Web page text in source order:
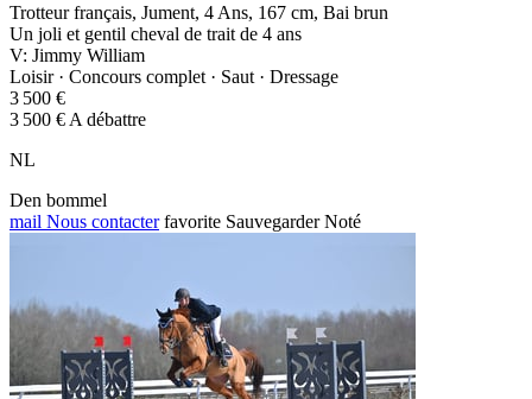
Trotteur français, Jument, 4 Ans, 167 cm, Bai brun
Un joli et gentil cheval de trait de 4 ans
V: Jimmy William
Loisir · Concours complet · Saut · Dressage
3 500 €
3 500 € A débattre
NL
Den bommel
mail Nous contacter favorite Sauvegarder Noté